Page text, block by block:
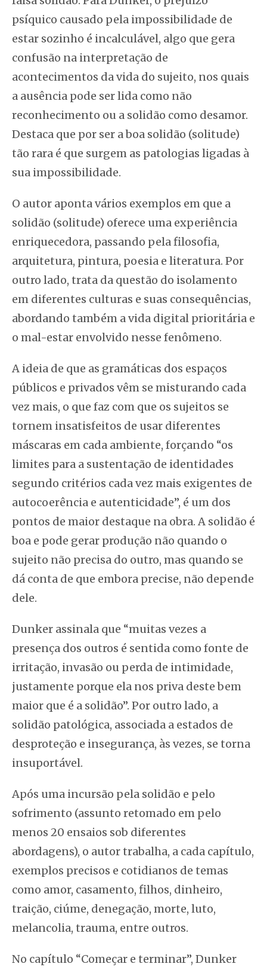
psíquico causado pela impossibilidade de
estar sozinho é incalculável, algo que gera
confusão na interpretação de
acontecimentos da vida do sujeito, nos quais
a ausência pode ser lida como não
reconhecimento ou a solidão como desamor.
Destaca que por ser a boa solidão (solitude)
tão rara é que surgem as patologias ligadas à
sua impossibilidade.
O autor aponta vários exemplos em que a
solidão (solitude) oferece uma experiência
enriquecedora, passando pela filosofia,
arquitetura, pintura, poesia e literatura. Por
outro lado, trata da questão do isolamento
em diferentes culturas e suas consequências,
abordando também a vida digital prioritária e
o mal-estar envolvido nesse fenômeno.
A ideia de que as gramáticas dos espaços
públicos e privados vêm se misturando cada
vez mais, o que faz com que os sujeitos se
tornem insatisfeitos de usar diferentes
máscaras em cada ambiente, forçando “os
limites para a sustentação de identidades
segundo critérios cada vez mais exigentes de
autocoerência e autenticidade”, é um dos
pontos de maior destaque na obra. A solidão é
boa e pode gerar produção não quando o
sujeito não precisa do outro, mas quando se
dá conta de que embora precise, não depende
dele.
Dunker assinala que “muitas vezes a
presença dos outros é sentida como fonte de
irritação, invasão ou perda de intimidade,
justamente porque ela nos priva deste bem
maior que é a solidão”. Por outro lado, a
solidão patológica, associada a estados de
desproteção e insegurança, às vezes, se torna
insuportável.
Após uma incursão pela solidão e pelo
sofrimento (assunto retomado em pelo
menos 20 ensaios sob diferentes
abordagens), o autor trabalha, a cada capítulo,
exemplos precisos e cotidianos de temas
como amor, casamento, filhos, dinheiro,
traição, ciúme, denegação, morte, luto,
melancolia, trauma, entre outros.
No capítulo “Começar e terminar”, Dunker